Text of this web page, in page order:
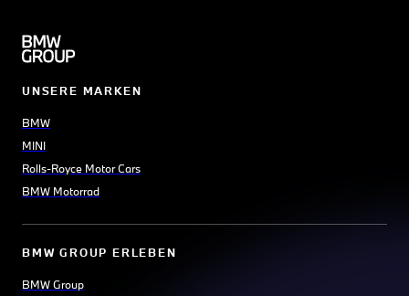
UNSERE MARKEN
BMW
MINI
Rolls-Royce Motor Cars
BMW Motorrad
BMW GROUP ERLEBEN
BMW Group